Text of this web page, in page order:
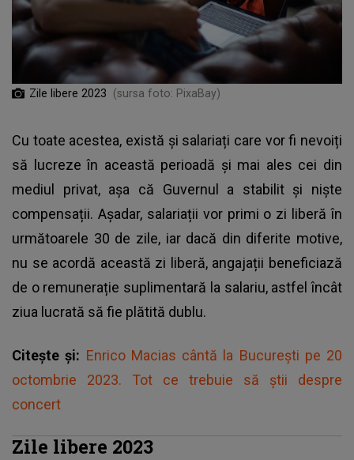
Zile libere 2023 (sursa foto: PixaBay)
Cu toate acestea, există și salariați care vor fi nevoiți
să lucreze în această perioadă și mai ales cei din
mediul privat, așa că Guvernul a stabilit și niște
compensații. Așadar, salariații vor primi o zi liberă în
următoarele 30 de zile, iar dacă din diferite motive,
nu se acordă această zi liberă, angajații beneficiază
de o remunerație suplimentară la salariu, astfel încât
ziua lucrată să fie plătită dublu.
Citește și: Enrico Macias cântă la București pe 20
octombrie 2023. Tot ce trebuie să știi despre
concert
Zile libere 2023